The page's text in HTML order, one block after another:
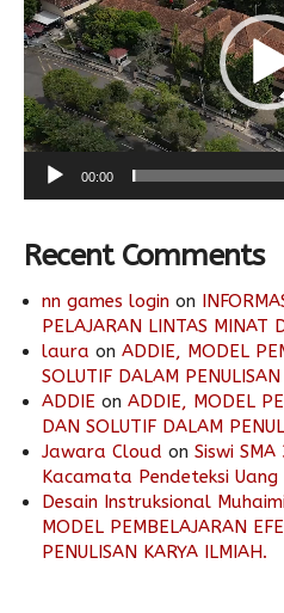
00:00
Recent Comments
nn games login on
PELAJARAN LINTAS MINAT
laura on ADDIE, MODEL
SOLUTIF DALAM
ADDIE on ADDIE, MODEL
DAN SOLUTIF DALAM
Jawara Cloud on Siswi
Kacamata Pendeteksi Uang
Desain Instruksional
MODEL PEMBELAJARAN
PENULISAN KARYA ILMIAH.